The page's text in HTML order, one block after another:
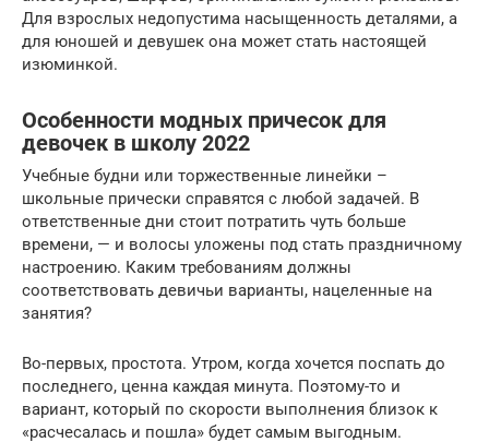
Для взрослых недопустима насыщенность деталями, а
для юношей и девушек она может стать настоящей
изюминкой.
Особенности модных причесок для
девочек в школу 2022
Учебные будни или торжественные линейки –
школьные прически справятся с любой задачей. В
ответственные дни стоит потратить чуть больше
времени, — и волосы уложены под стать праздничному
настроению. Каким требованиям должны
соответствовать девичьи варианты, нацеленные на
занятия?
Во-первых, простота. Утром, когда хочется поспать до
последнего, ценна каждая минута. Поэтому-то и
вариант, который по скорости выполнения близок к
«расчесалась и пошла» будет самым выгодным.